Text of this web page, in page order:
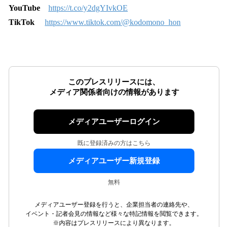
YouTube
https://t.co/y2dgYIvkOE
TikTok https://www.tiktok.com/@kodomono_hon
このプレスリリースには、
メディア関係者向けの情報があります
メディアユーザーログイン
既に登録済みの方はこちら
メディアユーザー新規登録
無料
メディアユーザー登録を行うと、企業担当者の連絡先や、
イベント・記者会見の情報など様々な特記情報を閲覧できます。
※内容はプレスリリースにより異なります。